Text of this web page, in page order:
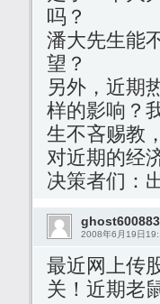
吗？
潘大先生能
望？
另外，近期
样的影响？
生不吝赐教
对近期的经
决策者们：
ghost600883
2008年6月19日
最近网上传
关！近期老